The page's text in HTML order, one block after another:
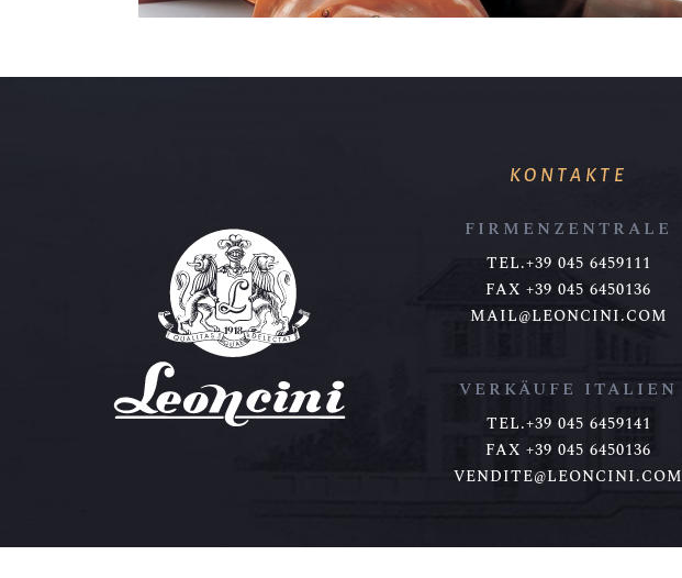
KONTAKTE
FIRMENZENTRALE
TEL.+39 045 6459111
FAX +39 045 6450136
MAIL@LEONCINI.COM
VERKÄUFE ITALIEN
TEL.+39 045 6459141
FAX +39 045 6450136
VENDITE@LEONCINI.COM